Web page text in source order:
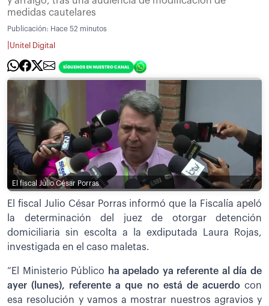
medidas cautelares
Publicación: Hace 52 minutos
Unitel Digital
El fiscal Julio César Porras
El fiscal Julio César Porras informó que la Fiscalía apeló
la determinación del juez de otorgar detención
domiciliaria sin escolta a la exdiputada Laura Rojas,
investigada en el caso maletas.
“El Ministerio Público
ha apelado ya referente al día de
ayer (lunes), referente a que no está de acuerdocon
esa resolución y vamos a mostrar nuestros agravios y